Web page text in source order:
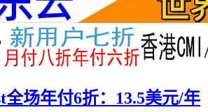
全场年付6折：13.5美元/年